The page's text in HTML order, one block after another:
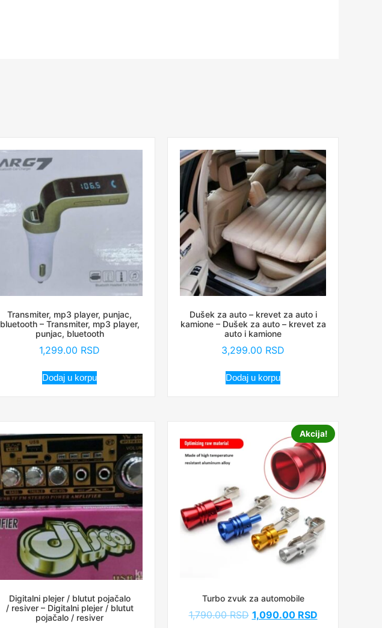
Transmiter, mp3 player, punjac,
bluetooth – Transmiter, mp3 player,
punjac, bluetooth
1,299.00 RSD
Dodaj u korpu
Dušek za auto – krevet za auto i
kamione – Dušek za auto – krevet za
auto i kamione
3,299.00 RSD
Dodaj u korpu
Digitalni plejer / blutut pojačalo
/ resiver – Digitalni plejer / blutut
pojačalo / resiver
Akcija!
Turbo zvuk za automobile
1,790.00RSD 1,090.00 RSD